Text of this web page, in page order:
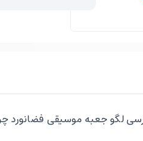
لگو جعبه موسیقی فضانورد